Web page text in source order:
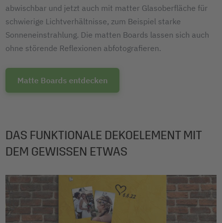
abwischbar und jetzt auch mit matter Glasoberfläche für
schwierige Lichtverhältnisse, zum Beispiel starke
Sonneneinstrahlung. Die matten Boards lassen sich auch
ohne störende Reflexionen abfotografieren.
Matte Boards entdecken
DAS FUNKTIONALE DEKOELEMENT MIT
DEM GEWISSEN ETWAS